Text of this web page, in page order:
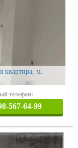
квартира, м.
телефон:
567-64-99